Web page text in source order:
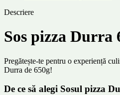
Descriere
Sos pizza Durra
Pregătește-te pentru o experiență
Durra de 650g!
De ce să alegi Sosul pizza